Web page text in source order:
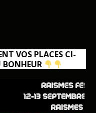
VOS PLACES CI-
BONHEUR